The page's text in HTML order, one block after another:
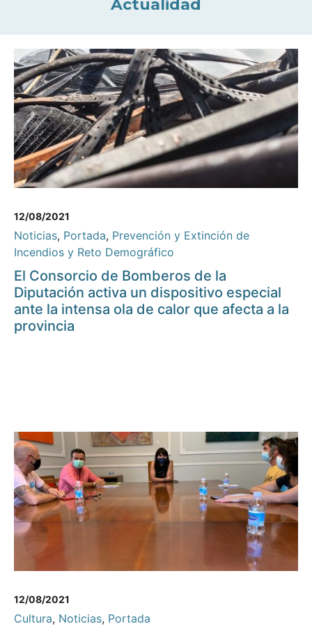
Actualidad
12/08/2021
Noticias, Portada, Prevención y Extinción de
Incendios y Reto Demográfico
El Consorcio de Bomberos de la
Diputación activa un dispositivo especial
ante la intensa ola de calor que afecta a la
provincia
12/08/2021
Cultura, Noticias, Portada